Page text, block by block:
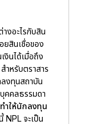
างอะไรกับสิน
ยสินเชื่อของ
งินได้เมื่อถึง
ำหรับตราสาร
งทุนสถาบัน
คคลธรรมดา
ำให้นักลงทุน
NPL จะเป็น